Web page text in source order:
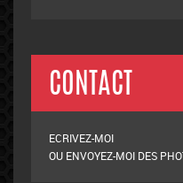
CONTACT
ECRIVEZ-MOI
OU ENVOYEZ-MOI DES